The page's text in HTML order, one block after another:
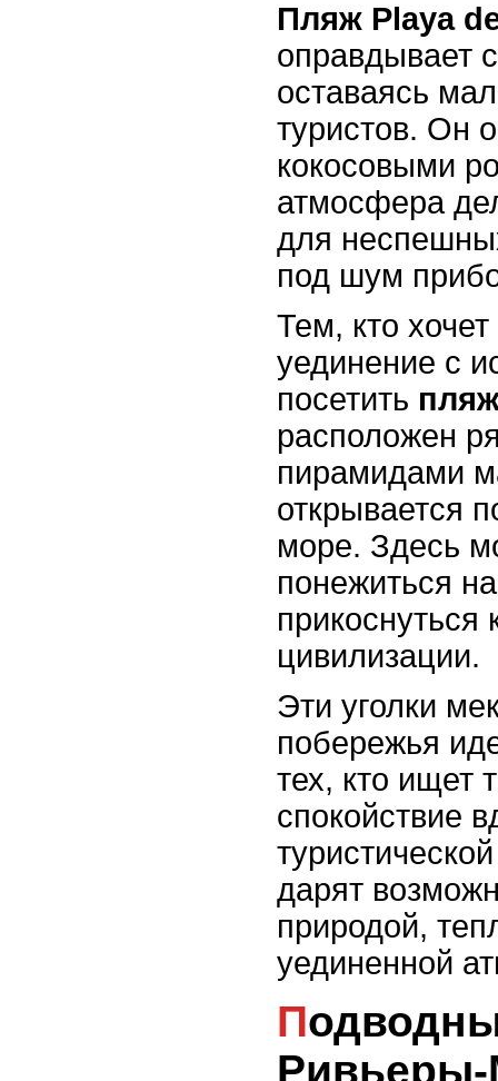
Пляж Playa
оправдывает
оставаясь
туристов. Он
кокосовыми
атмосфера
для
под шум
Тем, кто
уединение с
посетить
расположен
пирамидами
открывается
море. Здесь
понежиться
цивилизации.
Эти уголки
побережья
тех, кто ищет
спокойствие
дарят
природой,
уединенной
Подводный мир